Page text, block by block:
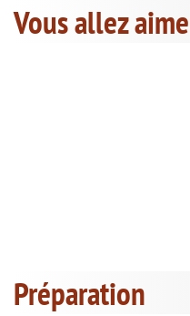
Vous allez
Préparation